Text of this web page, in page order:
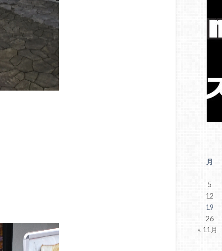
月
5
12
19
26
« 11月